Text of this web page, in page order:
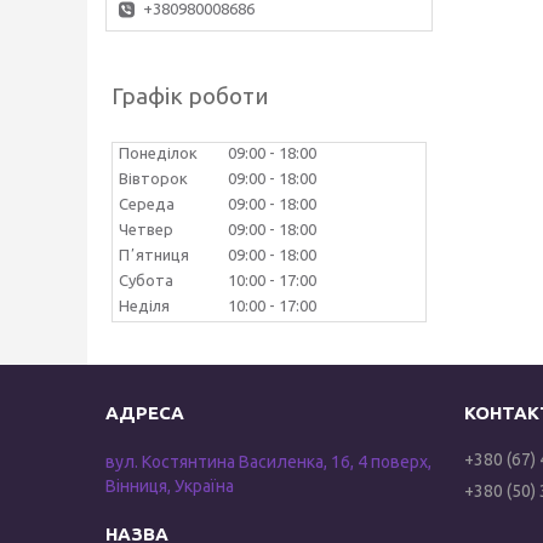
+380980008686
Графік роботи
Понеділок 09:00
18:00
Вівторок
09:00
18:00
Середа
09:00
18:00
Четвер
09:00
18:00
Пʼятниця
09:00
18:00
Субота
10:00
17:00
Неділя
10:00 17:00
вул. Костянтина Василенка, 16, 4 поверх,
Вінниця, Україна
+380 (67)
+380 (50)